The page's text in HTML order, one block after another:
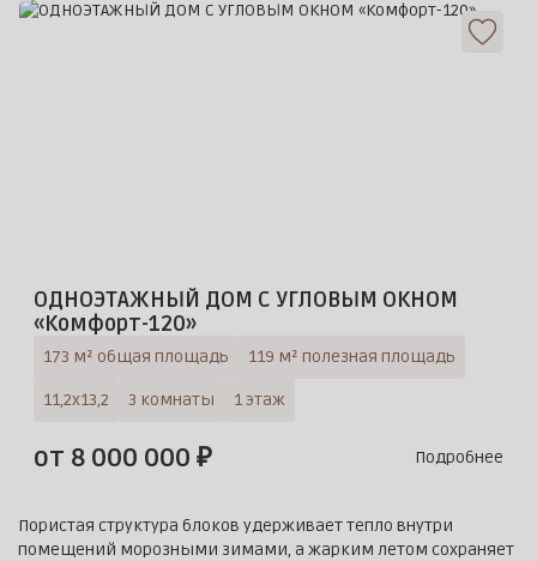
ОДНОЭТАЖНЫЙ ДОМ С УГЛОВЫМ ОКНОМ
«Комфорт-120»
173 м² общая площадь 119 м² полезная площадь
11,2х13,2 3 комнаты 1 этаж
от 8 000 000 ₽ Подробнее
Пористая структура блоков удерживает тепло внутри
помещений морозными зимами, а жарким летом сохраняет